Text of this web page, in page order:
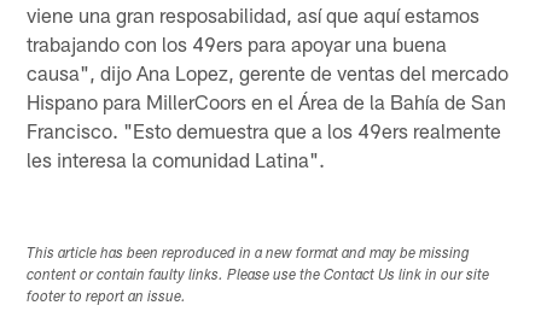
viene una gran resposabilidad, así que aquí estamos
trabajando con los 49ers para apoyar una buena
causa", dijo Ana Lopez, gerente de ventas del mercado
Hispano para MillerCoors en el Área de la Bahía de San
Francisco. "Esto demuestra que a los 49ers realmente
les interesa la comunidad Latina".
This article has been reproduced in a new format and may be missing
content or contain faulty links. Please use the Contact Us link in our site
footer to report an issue.